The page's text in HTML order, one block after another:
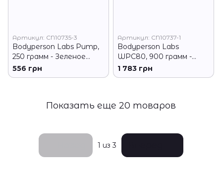
Артикул: CN10735-3
Bodyperson Labs Pump,
250 грамм - Зеленое
яблоко
556 грн
Артикул: CN10737-1
Bodyperson Labs
WPC80, 900 грамм -
Клубника
1 783 грн
Показать еще 20 товаров
1 из 3